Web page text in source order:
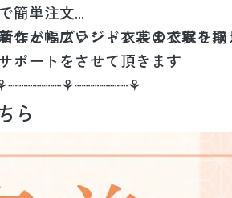
簡単注文
作からブランド衣裳まで取り揃
など幅広いジャンルの衣裳を取
ポートをさせて頂きます
ら